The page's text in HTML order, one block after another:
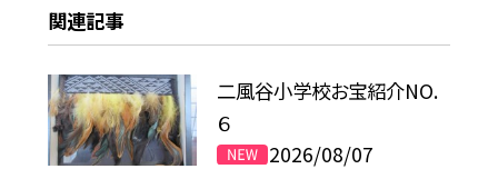
関連記事
二風谷小学校お宝紹介NO.
６
2026/08/07